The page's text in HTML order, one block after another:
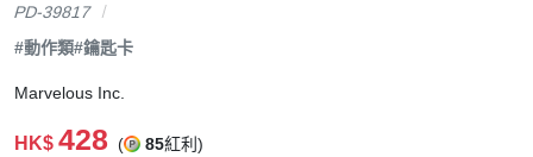
PD-39817
#動作類#鑰匙卡
Marvelous Inc.
HK$ 428 ( 85紅利)